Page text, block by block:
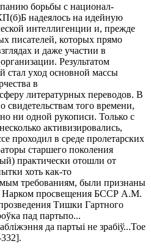
борьбы с национал-
надеялось на идейную
интеллигенции и, прежде
писателей, которых прямо
и даже участии в
Результатом
стал уход основной массы
в
литературных переводов. В
того времени,
ни одной рукописи. Только с
активизировались,
проходил в среде пролетарских
старшего поколения
практически отошли от
хоть как-то
требованиям, были признаны
Нарком просвещения БССР А.М.
Тишки Гартного
пад партьпо...
да партыі не зрабіў...Тое